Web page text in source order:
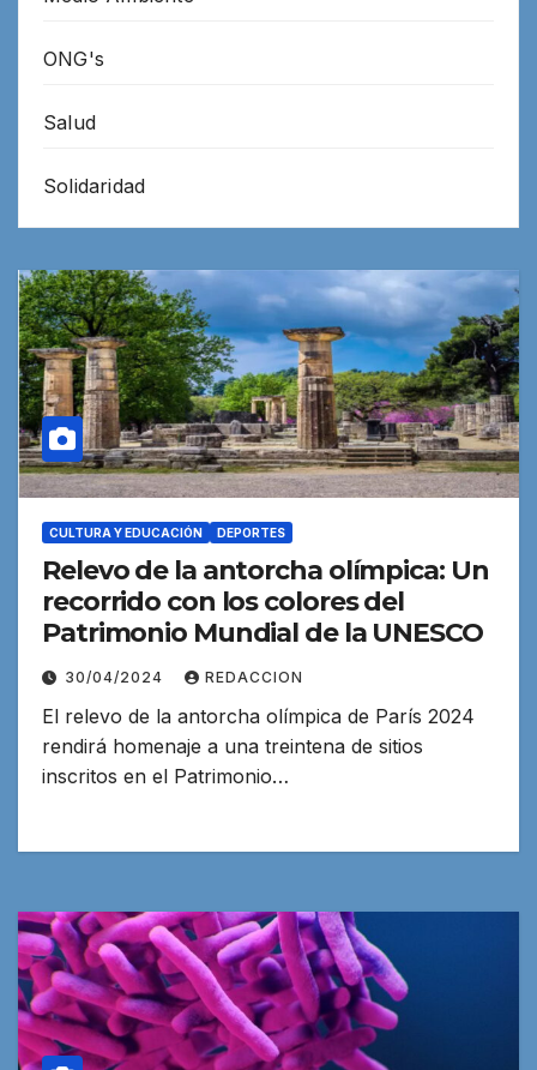
ONG's
Salud
Solidaridad
CULTURA Y EDUCACIÓN DEPORTES
Relevo de la antorcha olímpica: Un
recorrido con los colores del
Patrimonio Mundial de la UNESCO
30/04/2024 REDACCION
El relevo de la antorcha olímpica de París 2024
rendirá homenaje a una treintena de sitios
inscritos en el Patrimonio…